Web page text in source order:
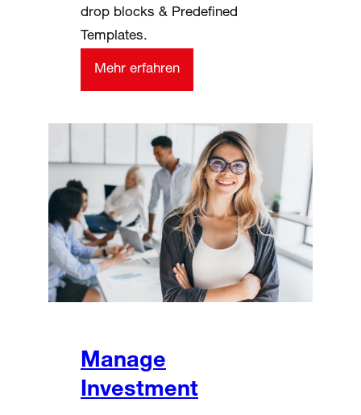
drop blocks & Predefined
Templates.
Mehr erfahren
Manage
Investment